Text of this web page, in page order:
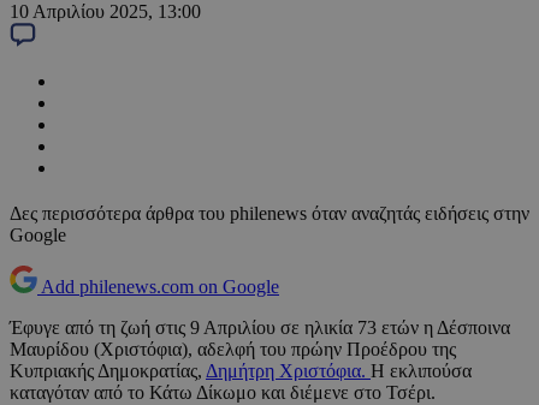
10 Απριλίου 2025, 13:00
Δες περισσότερα άρθρα του philenews όταν αναζητάς ειδήσεις στην
Google
Add philenews.com on Google
Έφυγε από τη ζωή στις 9 Απριλίου σε ηλικία 73 ετών η Δέσποινα
Μαυρίδου (Χριστόφια), αδελφή του πρώην Προέδρου της
Κυπριακής Δημοκρατίας, Δημήτρη Χριστόφια. Η εκλιπούσα
καταγόταν από το Κάτω Δίκωμο και διέμενε στο Τσέρι.